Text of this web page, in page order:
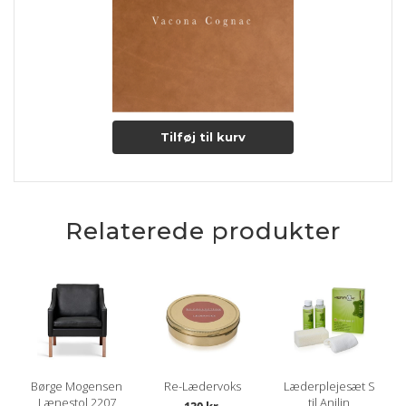
gennem daglig brug, vil læderets glans bevares og forbedres
Tilføj til kurv
Relaterede produkter
Børge Mogensen
Lænestol 2207
Re-Lædervoks
Læderplejesæt S
til Anilin